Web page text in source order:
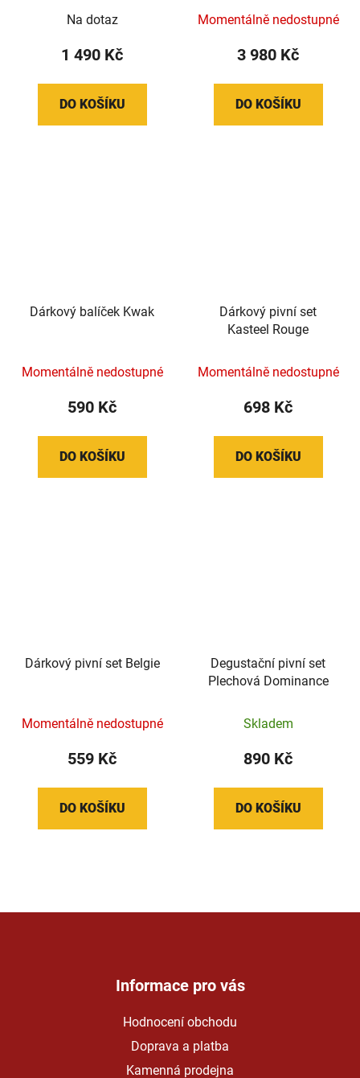
Na dotaz
1 490 Kč
DO KOŠÍKU
Momentálně nedostupné
3 980 Kč
DO KOŠÍKU
Dárkový balíček Kwak
Momentálně nedostupné
590 Kč
DO KOŠÍKU
Dárkový pivní set
Kasteel Rouge
Momentálně nedostupné
698 Kč
DO KOŠÍKU
Dárkový pivní set Belgie
Momentálně nedostupné
559 Kč
DO KOŠÍKU
Degustační pivní set
Plechová Dominance
Skladem
890 Kč
DO KOŠÍKU
Informace pro vás
Hodnocení obchodu
Doprava a platba
Kamenná prodejna